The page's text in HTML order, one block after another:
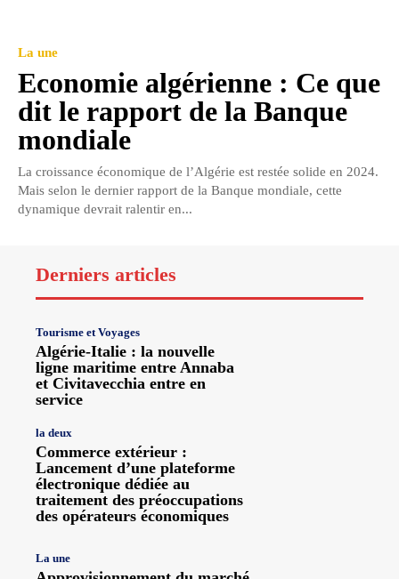
La une
Economie algérienne : Ce que
dit le rapport de la Banque
mondiale
La croissance économique de l’Algérie est restée solide en 2024.
Mais selon le dernier rapport de la Banque mondiale, cette
dynamique devrait ralentir en...
Derniers articles
Tourisme et Voyages
Algérie-Italie : la nouvelle
ligne maritime entre Annaba
et Civitavecchia entre en
service
la deux
Commerce extérieur :
Lancement d’une plateforme
électronique dédiée au
traitement des préoccupations
des opérateurs économiques
La une